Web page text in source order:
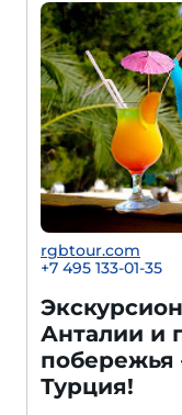
rgbtour.com
+7 495 133-01-35
Анталии и
побережья
Турция!